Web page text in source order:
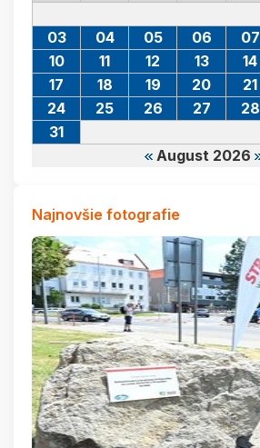
August 2026
03
04 05 06 07
10
11 12 13 14
17
18 19 20 21
24
25 26 27 28
31
Najnovšie fotografie